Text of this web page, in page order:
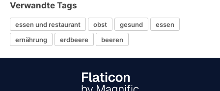
Verwandte Tags
essen und restaurant obst gesund
essen
ernährung
erdbeere beeren